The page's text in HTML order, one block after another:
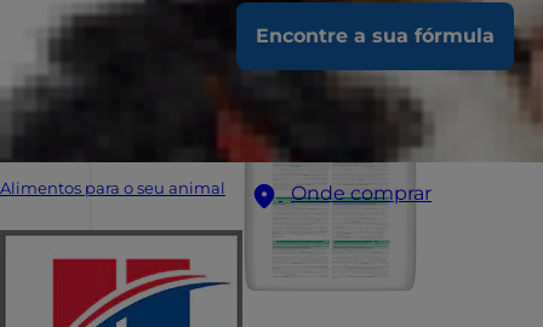
Encontre a sua fórmula
Alimentos para o seu animal Onde comprar